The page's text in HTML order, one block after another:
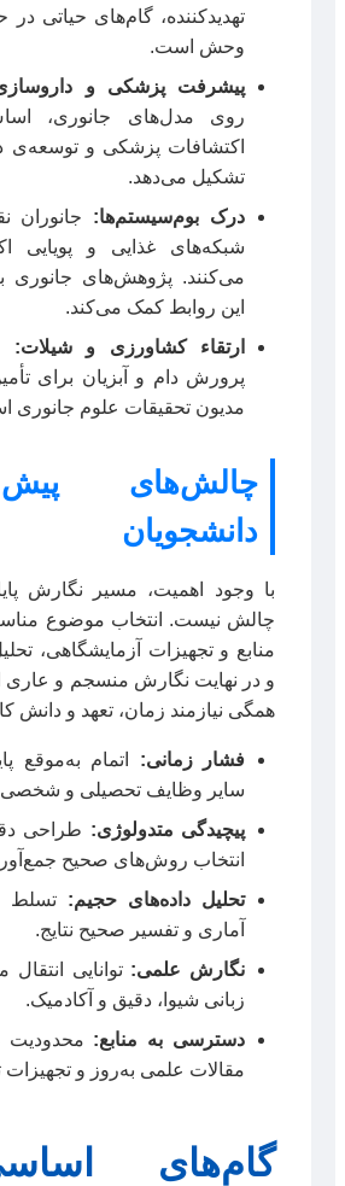
تهدیدکننده، گام‌های حیاتی
وحش است.
پیشرفت پزشکی و
روی مدل‌های جانوری،
اکتشافات پزشکی و توسعه‌ی
تشکیل می‌دهد.
درک بوم‌سیستم‌ها: جانوران
شبکه‌های غذایی و پویایی
می‌کنند. پژوهش‌های جانوری
این روابط کمک می‌کند.
ارتقاء کشاورزی و شیلات:
پرورش دام و آبزیان برای
مدیون تحقیقات علوم جانوری
چالش‌های
دانشجویان
با وجود اهمیت، مسیر نگارش
چالش نیست. انتخاب موضوع
منابع و تجهیزات آزمایشگاهی،
و در نهایت نگارش منسجم و عاری
همگی نیازمند زمان، تعهد و دانش
فشار زمانی: اتمام به‌موقع
سایر وظایف تحصیلی و
پیچیدگی متدولوژی: طراحی
انتخاب روش‌های صحیح
تحلیل داده‌های حجیم: تسلط
آماری و تفسیر صحیح نتایج.
نگارش علمی: توانایی انتقال
زبانی شیوا، دقیق و آکادمیک.
دسترسی به منابع:
مقالات علمی به‌روز و
گام‌های